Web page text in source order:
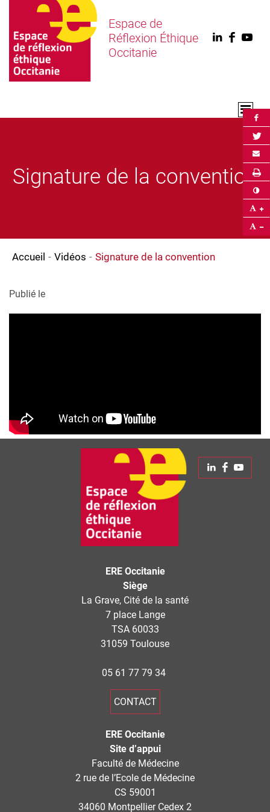
Espace de
Réflexion Éthique
Occitanie
Linkedin
Signature de la convention
Accueil Vidéos Signature de la convention
Publié le
Linkedin
ERE Occitanie
Siège
La Grave, Cité de la santé
7 place Lange
TSA 60033
31059 Toulouse
05 61 77 79 34
CONTACT
ERE Occitanie
Site d’appui
Faculté de Médecine
2 rue de l’Ecole de Médecine
CS 59001
34060 Montpellier Cedex 2